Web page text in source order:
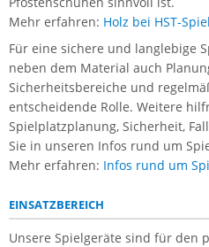
Mehr erfahren: Holz bei HST-
Für eine sichere und langlebige
neben dem Material auch
Sicherheitsbereiche und
entscheidende Rolle. Weitere
Spielplatzplanung, Sicherheit,
Sie in unseren Infos rund um
Mehr erfahren: Infos rund um
EINSATZBEREICH
Unsere Spielgeräte sind für den